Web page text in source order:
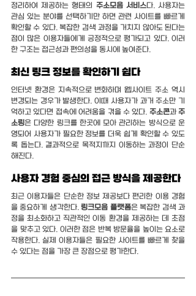
정리하여 제공하는 형태의 주소모음 서비스다. 사용자는
관심 있는 분야를 선택하기만 하면 관련 사이트를 빠르게
확인할 수 있다. 복잡한 검색 과정을 거치지 않아도 된다는
점이 많은 이용자들에게 긍정적으로 평가되고 있다. 이러
한 구조는 접근성과 편의성을 동시에 높여준다.
최신 링크 정보를 확인하기 쉽다
인터넷 환경은 지속적으로 변화하며 웹사이트 주소 역시
변경되는 경우가 발생한다. 이때 사용자가 과거 주소만 기
억하고 있다면 접속에 어려움을 겪을 수 있다. 주소콘과 주
소링은 다양한 링크를 한곳에 모아 관리하는 방식으로 운
영되어 사용자가 필요한 정보를 더욱 쉽게 확인할 수 있도
록 돕는다. 결과적으로 목적지까지 이동하는 과정이 단순
해진다.
사용자 경험 중심의 접근 방식을 제공한다
최근 이용자들은 단순한 정보 제공보다 편리한 이용 경험
을 중요하게 생각한다. 링크모음 플랫폼은 복잡한 검색 과
정을 최소화하고 직관적인 이동 환경을 제공하는 데 초점
을 맞추고 있다. 이러한 점은 반복 방문율을 높이는 요소로
작용한다. 실제 이용자들은 필요한 사이트를 빠르게 찾을
수 있다는 점을 가장 큰 장점으로 평가한다.